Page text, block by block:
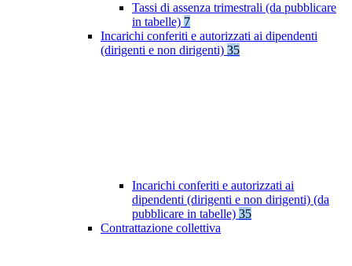
Tassi di assenza trimestrali (da pubblicare
in tabelle) 7
Incarichi conferiti e autorizzati ai dipendenti
(dirigenti e non dirigenti) 35
Incarichi conferiti e autorizzati ai
dipendenti (dirigenti e non dirigenti) (da
pubblicare in tabelle) 35
Contrattazione collettiva